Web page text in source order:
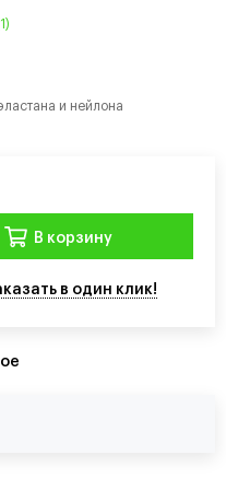
и нейлона
В корзину
в один клик!